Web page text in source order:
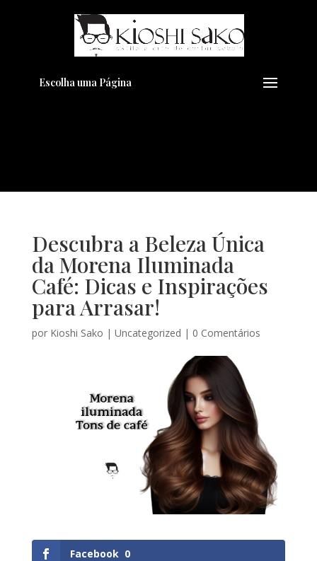
Escolha uma Página
Descubra a Beleza Única
da Morena Iluminada
Café: Dicas e Inspirações
para Arrasar!
por Kioshi Sako | Uncategorized | 0 Comentários
Facebook 0
Pensando em transformar seu
Visual??